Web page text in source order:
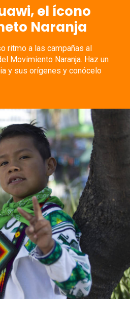
el ícono
Naranja
ritmo a las campañas al
Movimiento Naranja. Haz un
y sus orígenes y conócelo